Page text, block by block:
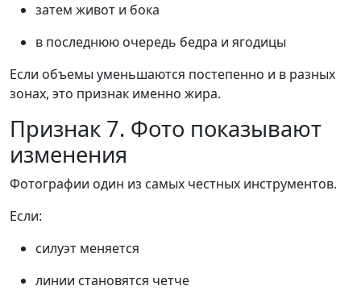
затем живот и бока
в последнюю очередь бедра и ягодицы
Если объемы уменьшаются постепенно и в разных
зонах, это признак именно жира.
Признак 7. Фото показывают
изменения
Фотографии один из самых честных инструментов.
Если:
силуэт меняется
линии становятся четче